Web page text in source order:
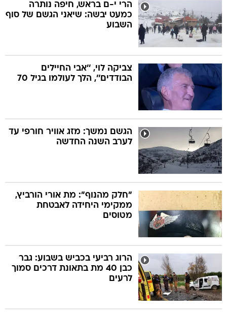
הרי י-ם בראש, חיפה נותרה
כמעט יבשה: שיאני הגשם של סוף
השבוע
צביקה לוי, ''אבי החיילים
הבודדים'', הלך לעולמו בגיל 70
הגשם נמשך: מזג אוויר חורפי עד
לערב השנה החדשה
"חלק מהנוף": מת אורי הורביץ,
ממקימי היחידה לאבטחת
מטוסים
הרוג רביעי בכביש בשבוע: גבר
כבן 40 מת בתאונת דרכים סמוך
לרעים